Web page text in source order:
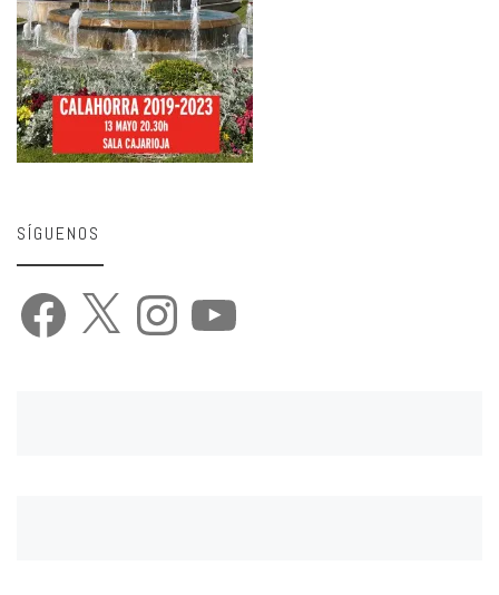
SÍGUENOS
Facebook Instagram YouTube